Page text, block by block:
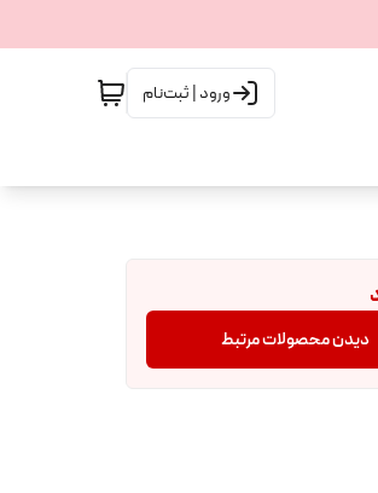
ورود | ثبت‌نام
دیدن محصولات مرتبط